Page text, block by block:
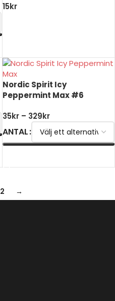
15kr
Nordic Spirit Icy
Peppermint Max #6
35kr – 329kr
ANTAL
2 →